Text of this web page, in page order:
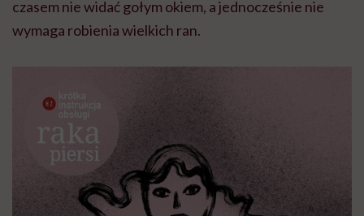
czasem nie widać gołym okiem, a jednocześnie nie
wymaga robienia wielkich ran.